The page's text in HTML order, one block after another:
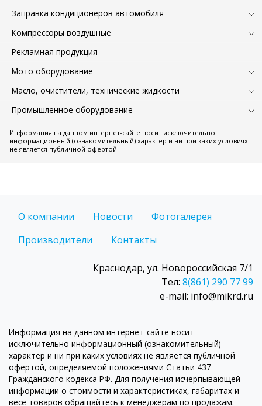
Заправка кондиционеров автомобиля
Компрессоры воздушные
Рекламная продукция
Мото оборудование
Масло, очистители, технические жидкости
Промышленное оборудование
Информация на данном интернет-сайте носит исключительно
информационный (ознакомительный) характер и ни при каких условиях
не является публичной офертой.
О компании Новости
Фотогалерея
Производители
Контакты
Краснодар, ул. Новороссийская 7/1
Тел: 8(861) 290 77 99
e-mail: info@mikrd.ru
Информация на данном интернет-сайте носит
исключительно информационный (ознакомительный)
характер и ни при каких условиях не является публичной
офертой, определяемой положениями Статьи 437
Гражданского кодекса РФ. Для получения исчерпывающей
информации о стоимости и характеристиках, габаритах и
весе товаров обращайтесь к менеджерам по продажам.